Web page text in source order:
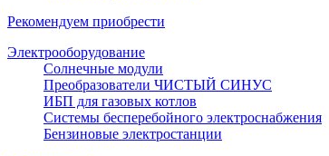
Рекомендуем приобрести
Электрооборудование
Солнечные модули
Преобразователи ЧИСТЫЙ СИНУС
ИБП для газовых котлов
Системы бесперебойного электроснабжения
Бензиновые электростанции